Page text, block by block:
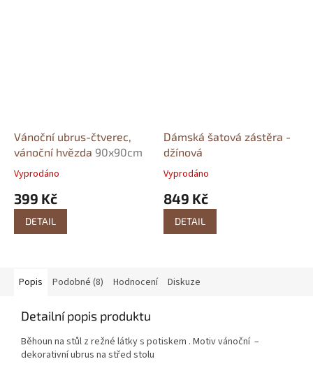
Vánoční ubrus-čtverec,
vánoční hvězda 90x90cm
Vyprodáno
399 Kč
DETAIL
Dámská šatová zástěra -
džínová
Vyprodáno
849 Kč
DETAIL
Popis Podobné (8) Hodnocení Diskuze
Detailní popis produktu
Běhoun na stůl z režné látky s potiskem . Motiv vánoční –
dekorativní ubrus na střed stolu